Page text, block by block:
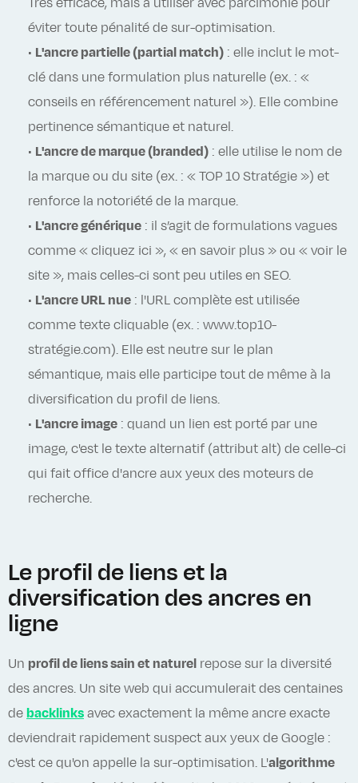
Très efficace, mais à utiliser avec parcimonie pour
éviter toute pénalité de sur-optimisation.
• L'ancre partielle (partial match) : elle inclut le mot-
clé dans une formulation plus naturelle (ex. : «
conseils en référencement naturel »). Elle combine
pertinence sémantique et naturel.
• L'ancre de marque (branded) : elle utilise le nom de
la marque ou du site (ex. : « TOP 10 Stratégie ») et
renforce la notoriété de la marque.
• L'ancre générique : il s’agit de formulations vagues
comme « cliquez ici », « en savoir plus » ou « voir le
site », mais celles-ci sont peu utiles en SEO.
• L'ancre URL nue : l'URL complète est utilisée
comme texte cliquable (ex. : www.top10-
stratégie.com). Elle est neutre sur le plan
sémantique, mais elle participe tout de même à la
diversification du profil de liens.
• L'ancre image : quand un lien est porté par une
image, c'est le texte alternatif (attribut alt) de celle-ci
qui fait office d'ancre aux yeux des moteurs de
recherche.
Le profil de liens et la
diversification des ancres en
ligne
Un profil de liens sain et naturel repose sur la diversité
des ancres. Un site web qui accumulerait des centaines
de backlinks avec exactement la même ancre exacte
deviendrait rapidement suspect aux yeux de Google :
c'est ce qu'on appelle la sur-optimisation. L'algorithme